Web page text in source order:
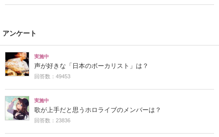
アンケート
実施中
声が好きな「日本のボーカリスト」は？
回答数：49453
実施中
歌が上手だと思うホロライブのメンバーは？
回答数：23836